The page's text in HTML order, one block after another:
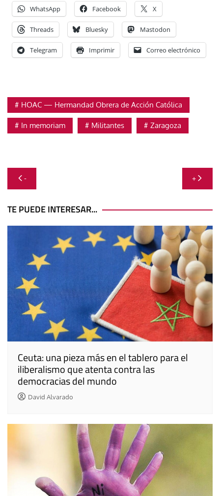
WhatsApp Facebook X
Threads Bluesky Mastodon
Telegram Imprimir Correo electrónico
HOAC — Hermandad Obrera de Acción Católica
In memoriam Militantes Zaragoza
Navegación
de
entradas
- +
TE PUEDE INTERESAR...
Ceuta: una pieza más en el tablero para el
iliberalismo que atenta contra las
democracias del mundo
David Alvarado